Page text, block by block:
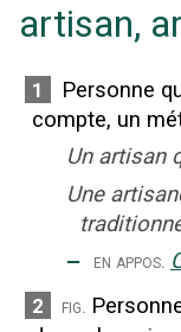
artisan,
1
Personne
compte, un
Un artisan
Une
‒ en appos.
2 fig.